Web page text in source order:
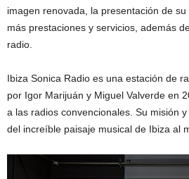
imagen renovada, la presentación de
más prestaciones y servicios, además
radio.
Ibiza Sonica Radio es una estación de
por Igor Marijuán y Miguel Valverde en
a las radios convencionales. Su misión
del increíble paisaje musical de Ibiza al